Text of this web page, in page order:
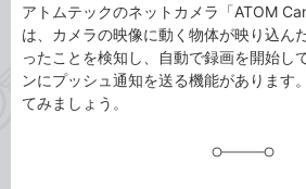
アトムテックのネットカメラ「ATOM
は、カメラの映像に動く物体が映り込ん
ったことを検知し、自動で録画を開始し
ンにプッシュ通知を送る機能があります
てみましょう。